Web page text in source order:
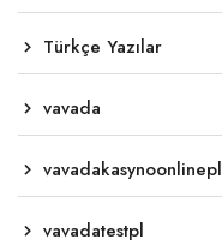
Türkçe Yazılar
vavada
vavadakasynoonlinepl
vavadatestpl